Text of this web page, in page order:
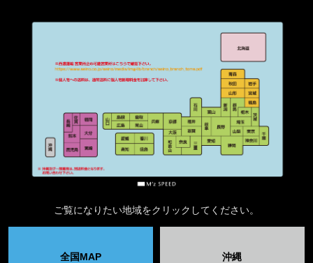
ご覧になりたい地域をクリックしてください。
全国MAP 沖縄